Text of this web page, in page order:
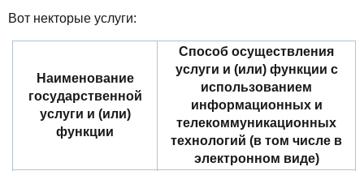
Вот некторые услуги:
Наименование
государственной
услуги и (или)
функции
Способ осуществления
услуги и (или) функции с
использованием
информационных и
телекоммуникационных
технологий (в том числе в
электронном виде)